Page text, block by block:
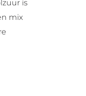
is
mix